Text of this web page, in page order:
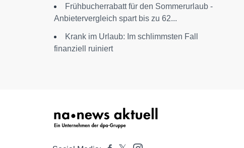
Frühbucherrabatt für den Sommerurlaub -
Anbietervergleich spart bis zu 62...
Krank im Urlaub: Im schlimmsten Fall
finanziell ruiniert